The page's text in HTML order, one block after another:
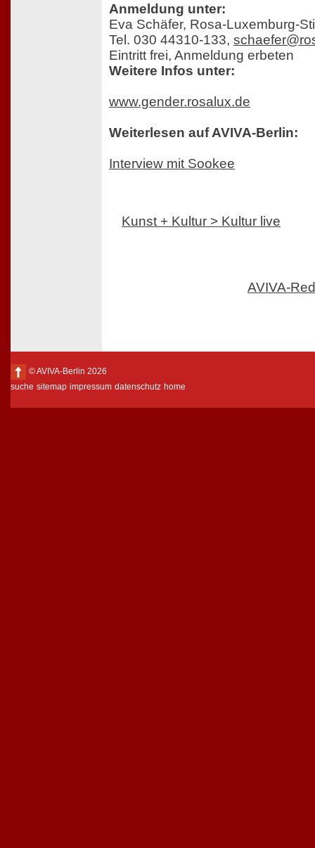
Anmeldung unter:
Eva Schäfer, Rosa-Luxemburg-
Tel. 030 44310-133,
Eintritt frei, Anmeldung erbeten
Weitere Infos unter:
www.gender.rosalux.de
Weiterlesen auf AVIVA-Berlin:
Interview mit Sookee
Kunst + Kultur > Kultur live
AVIVA-
© AVIVA-Berlin 2026
suche sitemap impressum datenschutz home